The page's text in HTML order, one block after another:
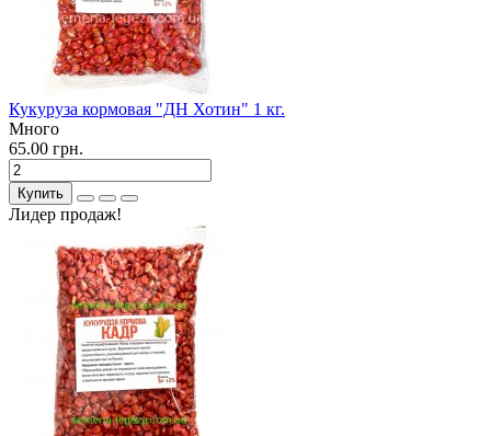
Кукуруза кормовая "ДН Хотин" 1 кг.
Много
65.00 грн.
Купить
Лидер продаж!